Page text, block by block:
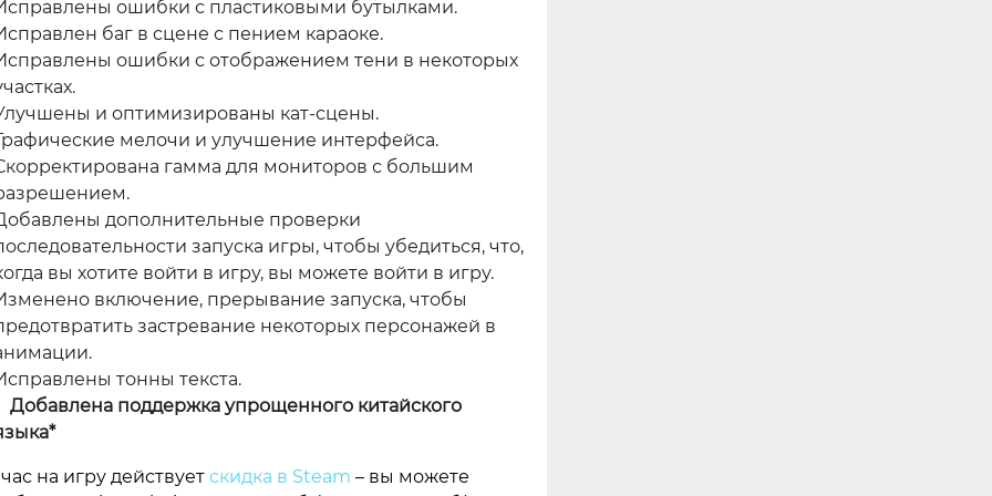
ошибки с пластиковыми бутылками.
баг в сцене с пением караоке.
ошибки с отображением тени в некоторых
и оптимизированы кат-сцены.
мелочи и улучшение интерфейса.
гамма для мониторов с большим
дополнительные проверки
запуска игры, чтобы убедиться, что,
вы хотите войти в игру, вы можете войти в игру.
включение, прерывание запуска, чтобы
застревание некоторых персонажей в
тонны текста.
Добавлена поддержка упрощенного китайского
на игру действует скидка в Steam – вы можете